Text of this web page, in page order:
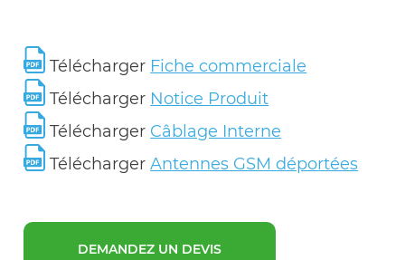
Télécharger Fiche commerciale
Télécharger Notice Produit
Télécharger Câblage Interne
TéléchargerAntennes GSM déportées
DEMANDEZ UN DEVIS